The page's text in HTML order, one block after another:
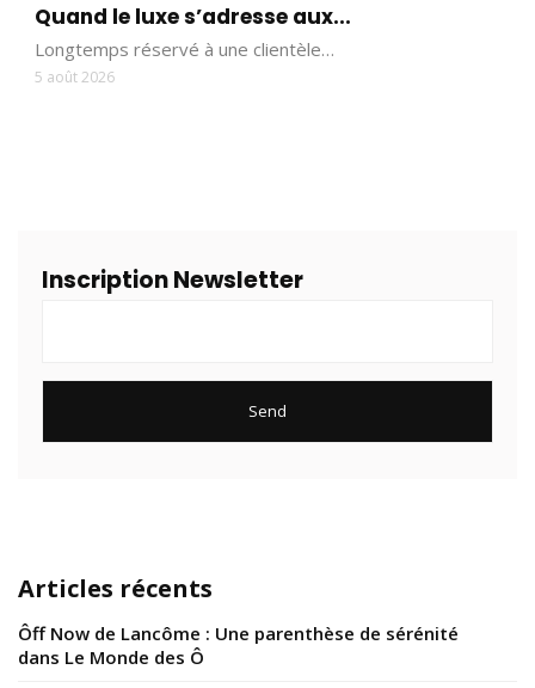
Quand le luxe s’adresse aux...
Longtemps réservé à une clientèle…
5 août 2026
Inscription Newsletter
Articles récents
Ôff Now de Lancôme : Une parenthèse de sérénité
dans Le Monde des Ô